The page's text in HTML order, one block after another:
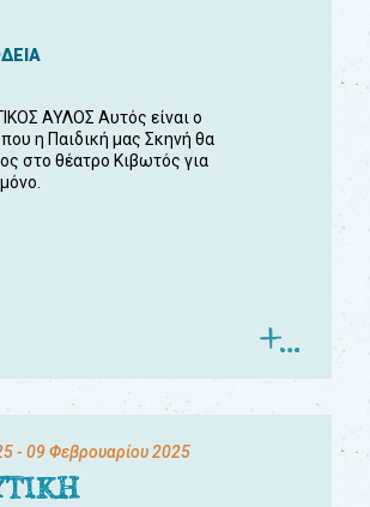
ΑΥΛΟΣ Αυτός είναι ο
η Παιδική μας Σκηνή θα
στο θέατρο Κιβωτός για
- 09 Φεβρουαρίου 2025